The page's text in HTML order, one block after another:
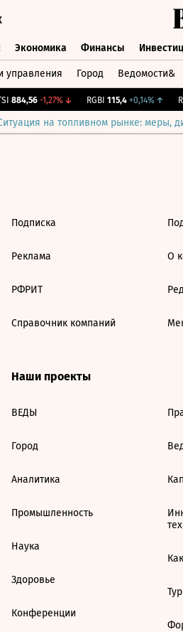
Экономика Финансы
управления Город Ведомости&
884,56 -1,27%↓ RGBI 115,4 +0,14%↑
на топливном рынке: меры,
Подписка
Реклама
РФРИТ
Справочник компаний
О
Наши проекты
ВЕДЫ
Город
Аналитика
Промышленность
Наука
Здоровье
Конференции